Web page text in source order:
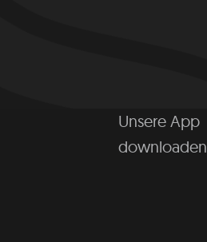
Unsere App
downloaden